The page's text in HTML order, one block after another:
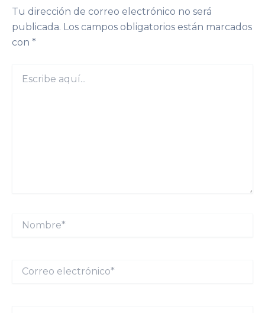
Tu dirección de correo electrónico no será
publicada. Los campos obligatorios están marcados
con *
aquí...
Nombre*
electrónico*